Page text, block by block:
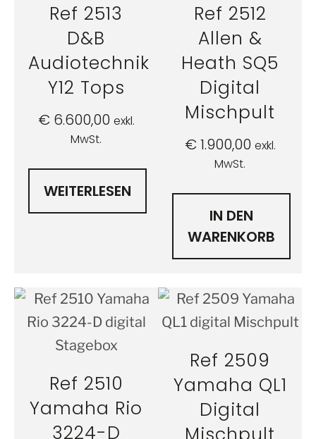
Ref 2513
D&B
Audiotechnik
Y12 Tops
€6.600,00 exkl.
MwSt.
WEITERLESEN
Ref 2512
Allen &
Heath SQ5
Digital
Mischpult
€1.900,00 exkl.
MwSt.
IN DEN
WARENKORB
Ref 2510
Yamaha Rio
3224-D
Ref 2509
Yamaha QL1
Digital